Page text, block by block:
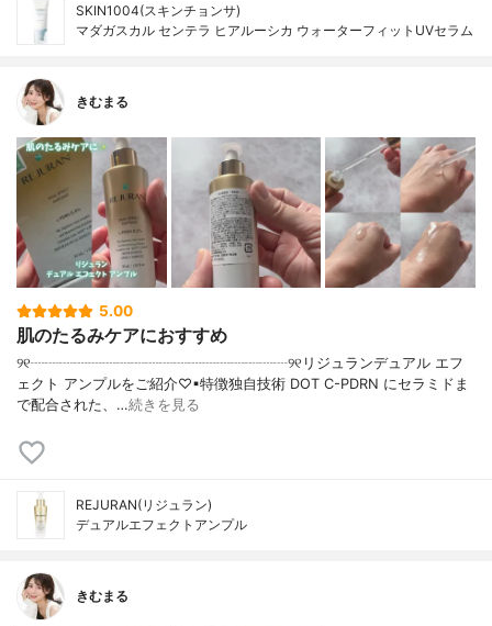
SKIN1004(スキンチョンサ)
マダガスカル センテラ ヒアルーシカ ウォーターフィットUVセラム
きむまる
5.00
肌のたるみケアにおすすめ
୨୧┈┈┈┈┈┈┈┈┈┈┈┈┈┈┈┈┈┈୨୧リジュランデュアル エフ
ェクト アンプルをご紹介♡▪︎特徴独自技術 DOT C-PDRN にセラミドま
で配合された、…続きを見る
REJURAN(リジュラン)
デュアルエフェクトアンプル
きむまる